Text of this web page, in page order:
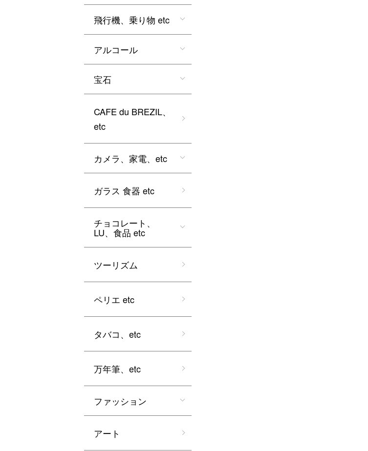
飛行機、乗り物 etc
アルコール
宝石
CAFE du BREZIL、
etc
カメラ、家電、etc
ガラス 食器 etc
チョコレート、
LU、食品 etc
ツーリズム
ペリエ etc
タバコ、etc
万年筆、etc
ファッション
アート